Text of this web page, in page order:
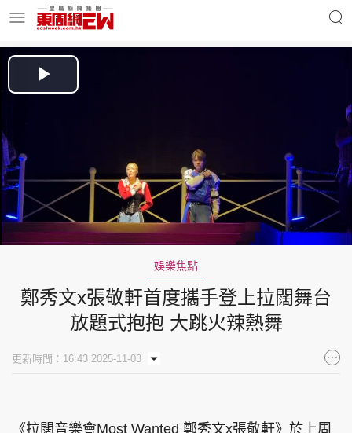
東周食玩通 會員活動
玄學靈異 東周專欄
Play
娛樂焦點
鄭秀文x張敬軒首度攜手登上拉闊舞台
放題式抱抱 大跳火辣熱舞
更新時間：16:43 2025-11-03
《拉闊音樂會Most Wanted 鄭秀文x張敬軒》於上周